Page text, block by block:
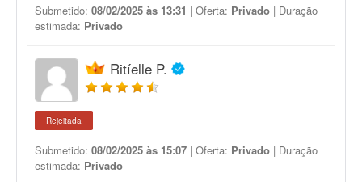
Submetido: 08/02/2025 às 13:31 | Oferta: Privado | Duração
estimada: Privado
Ritíelle P.
Rejeitada
Submetido: 08/02/2025 às 15:07 | Oferta: Privado | Duração
estimada: Privado